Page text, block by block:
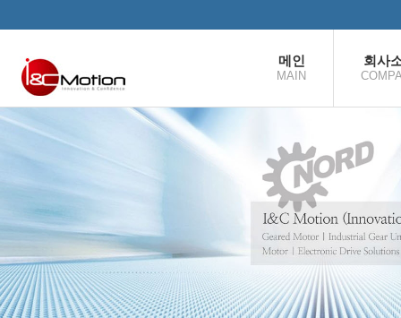
메인
MAIN
회사